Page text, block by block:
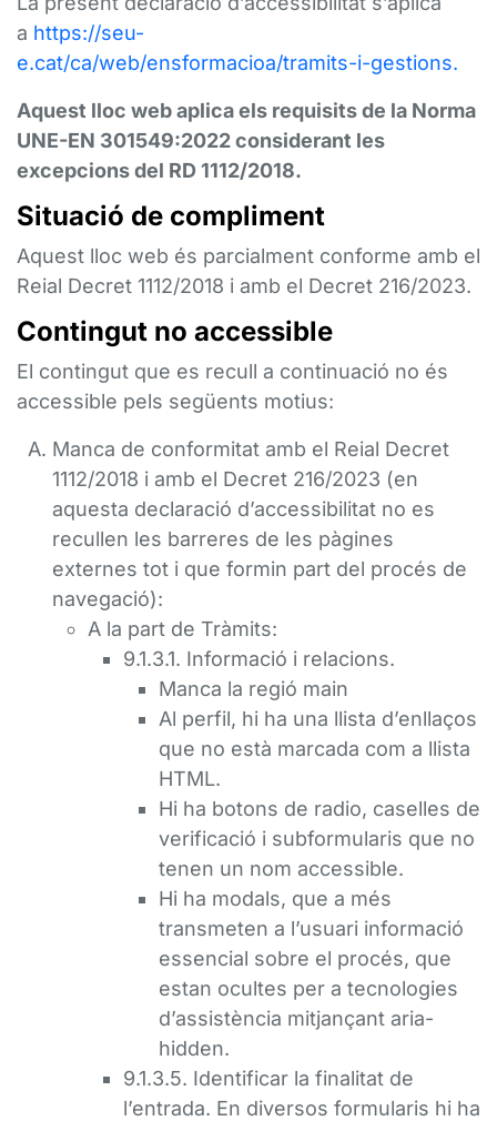
a https://seu-
e.cat/ca/web/ensformacioa/tramits-i-gestions.
Aquest lloc web aplica els requisits de la Norma
UNE-EN 301549:2022 considerant les
excepcions del RD 1112/2018.
Situació de compliment
Aquest lloc web és parcialment conforme amb el
Reial Decret 1112/2018 i amb el Decret 216/2023.
Contingut no accessible
El contingut que es recull a continuació no és
accessible pels següents motius:
Manca de conformitat amb el Reial Decret
1112/2018 i amb el Decret 216/2023 (en
aquesta declaració d’accessibilitat no es
recullen les barreres de les pàgines
externes tot i que formin part del procés de
navegació):
A la part de Tràmits:
9.1.3.1. Informació i relacions.
Manca la regió main
Al perfil, hi ha una llista d’enllaços
que no està marcada com a llista
HTML.
Hi ha botons de radio, caselles de
verificació i subformularis que no
tenen un nom accessible.
Hi ha modals, que a més
transmeten a l’usuari informació
essencial sobre el procés, que
estan ocultes per a tecnologies
d’assistència mitjançant aria-
hidden.
9.1.3.5. Identificar la finalitat de
l’entrada. En diversos formularis hi ha